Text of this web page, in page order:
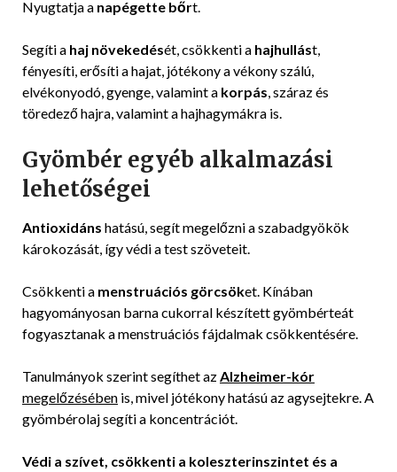
Nyugtatja a napégette bőrt.
Segíti a haj növekedését, csökkenti a hajhullást,
fényesíti, erősíti a hajat, jótékony a vékony szálú,
elvékonyodó, gyenge, valamint a korpás, száraz és
töredező hajra, valamint a hajhagymákra is.
Gyömbér egyéb alkalmazási
lehetőségei
Antioxidáns hatású, segít megelőzni a szabadgyökök
károkozását, így védi a test szöveteit.
Csökkenti a menstruációs görcsöket. Kínában
hagyományosan barna cukorral készített gyömbérteát
fogyasztanak a menstruációs fájdalmak csökkentésére.
Tanulmányok szerint segíthet azAlzheimer-kór
megelőzésében is, mivel jótékony hatású az agysejtekre. A
gyömbérolaj segíti a koncentrációt.
Védi a szívet, csökkenti a koleszterinszintet és a